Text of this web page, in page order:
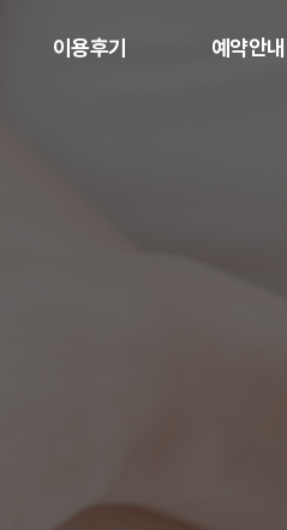
이용후기 예약안내